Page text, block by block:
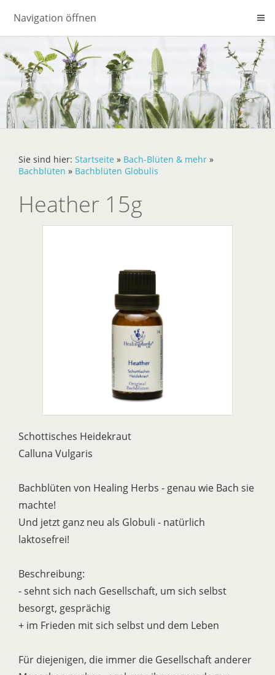
Navigation öffnen
Sie sind hier: Startseite » Bach-Blüten & mehr »
Bachblüten » Bachblüten Globulis
Heather 15g
Schottisches Heidekraut
Calluna Vulgaris
Bachblüten von Healing Herbs - genau wie Bach sie
machte!
Und jetzt ganz neu als Globuli - natürlich
laktosefrei!
Beschreibung:
- sehnt sich nach Gesellschaft, um sich selbst
besorgt, gesprächig
+ im Frieden mit sich selbst und dem Leben
Für diejenigen, die immer die Gesellschaft anderer